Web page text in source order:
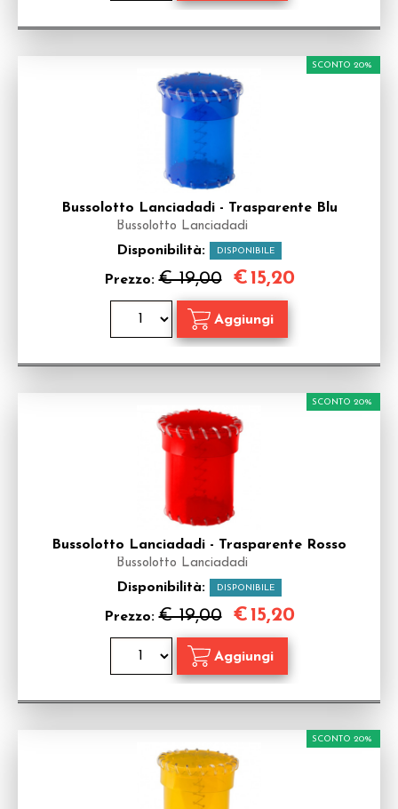
Bussolotto Lanciadadi - Trasparente Blu
Bussolotto Lanciadadi
Disponibilità: DISPONIBILE
Prezzo:€ 19,00
SCONTO 20%
€15,20
Bussolotto Lanciadadi - Trasparente Rosso
Bussolotto Lanciadadi
Disponibilità: DISPONIBILE
Prezzo:€ 19,00
SCONTO 20%
€15,20
SCONTO 20%